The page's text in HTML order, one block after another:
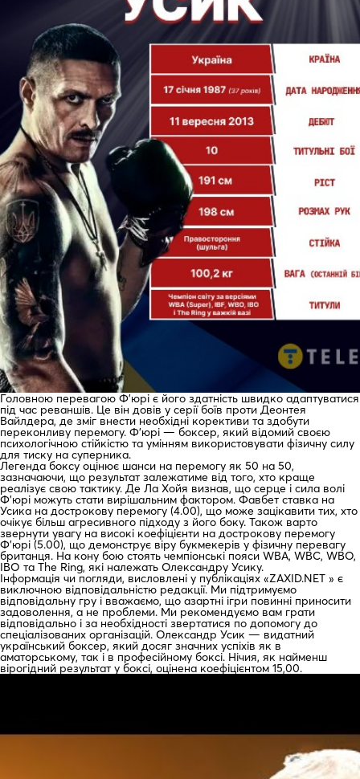
Головною перевагою Ф’юрі є його здатність швидко адаптуватися
під час реваншів. Це він довів у серії боїв проти Деонтея
Вайлдера, де зміг внести необхідні корективи та здобути
переконливу перемогу. Ф’юрі — боксер, який відомий своєю
психологічною стійкістю та умінням використовувати фізичну силу
для тиску на суперника.
Легенда боксу оцінює шанси на перемогу як 50 на 50,
зазначаючи, що результат залежатиме від того, хто краще
реалізує свою тактику. Де Ла Хойя визнав, що серце і сила волі
Ф’юрі можуть стати вирішальним фактором. Фавбет ставка на
Усика на дострокову перемогу (4.00), що може зацікавити тих, хто
очікує більш агресивного підходу з його боку. Також варто
звернути увагу на високі коефіцієнти на дострокову перемогу
Ф’юрі (5.00), що демонструє віру букмекерів у фізичну перевагу
британця. На кону бою стоять чемпіонські пояси WBA, WBC, WBO,
IBO та The Ring, які належать Олександру Усику.
Інформація чи погляди, висловлені у публікаціях «ZAXID.NET » є
виключною відповідальністю редакції. Ми підтримуємо
відповідальну гру і вважаємо, що азартні ігри повинні приносити
задоволення, а не проблеми. Ми рекомендуємо вам грати
відповідально і за необхідності звертатися по допомогу до
спеціалізованих організацій. Олександр Усик — видатний
український боксер, який досяг значних успіхів як в
аматорському, так і в професійному боксі. Нічия, як найменш
вірогідний результат у боксі, оцінена коефіцієнтом 15,00.